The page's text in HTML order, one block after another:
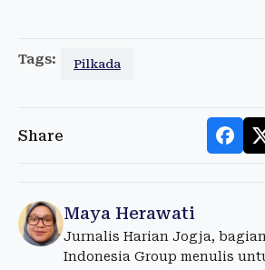
Tags: Pilkada
Share
Maya Herawati
Jurnalis Harian Jogja,
Indonesia Group menulis